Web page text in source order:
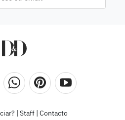
Staff| Contacto